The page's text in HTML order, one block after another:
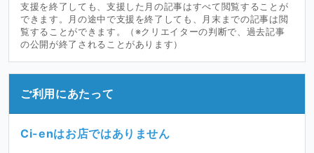
支援を終了しても、支援した月の記事はすべて閲覧することが
できます。月の途中で支援を終了しても、月末までの記事は閲
覧することができます。（※クリエイターの判断で、過去記事
の公開が終了されることがあります）
ご利用にあたって
Ci-enはお店ではありません